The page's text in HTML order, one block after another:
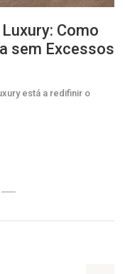
Como
sem Excessos
está a redifinir o